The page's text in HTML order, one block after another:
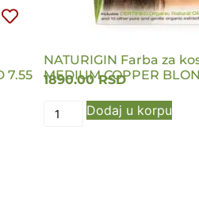
7.55
NATURIGIN Farba za
MEDIUM COPPER
1890.00RSD
Dodaj u korpu